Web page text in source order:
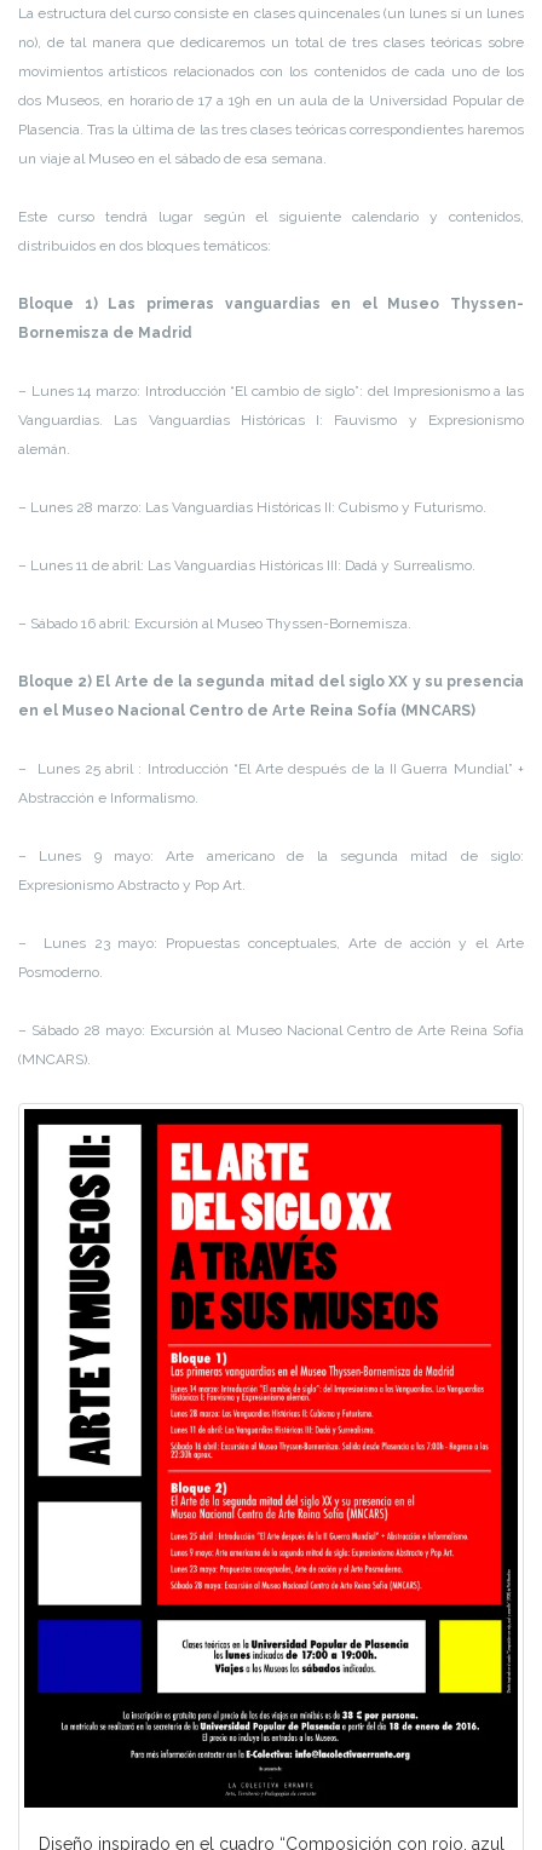
La estructura del curso consiste en clases quincenales (un lunes sí un lunes
no), de tal manera que dedicaremos un total de tres clases teóricas sobre
movimientos artísticos relacionados con los contenidos de cada uno de los
dos Museos, en horario de 17 a 19h en un aula de la Universidad Popular de
Plasencia. Tras la última de las tres clases teóricas correspondientes haremos
un viaje al Museo en el sábado de esa semana.
Este curso tendrá lugar según el siguiente calendario y contenidos,
distribuidos en dos bloques temáticos:
Bloque 1) Las primeras vanguardias en el Museo Thyssen-
Bornemisza de Madrid
– Lunes 14 marzo: Introducción “El cambio de siglo”: del Impresionismo a las
Vanguardias. Las Vanguardias Históricas I: Fauvismo y Expresionismo
alemán.
– Lunes 28 marzo: Las Vanguardias Históricas II: Cubismo y Futurismo.
– Lunes 11 de abril: Las Vanguardias Históricas III: Dadá y Surrealismo.
– Sábado 16 abril: Excursión al Museo Thyssen-Bornemisza.
Bloque 2) El Arte de la segunda mitad del siglo XX y su presencia
en el Museo Nacional Centro de Arte Reina Sofía (MNCARS)
– Lunes 25 abril : Introducción “El Arte después de la II Guerra Mundial” +
Abstracción e Informalismo.
– Lunes 9 mayo: Arte americano de la segunda mitad de siglo:
Expresionismo Abstracto y Pop Art.
– Lunes 23 mayo: Propuestas conceptuales, Arte de acción y el Arte
Posmoderno.
– Sábado 28 mayo: Excursión al Museo Nacional Centro de Arte Reina Sofía
(MNCARS).
Diseño inspirado en el cuadro “Composición con rojo, azul